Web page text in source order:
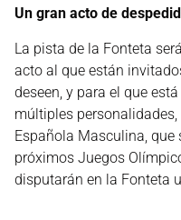
Un gran acto de
La pista de la Fonteta
acto al que están
deseen, y para el que
múltiples
Española Masculina, que
próximos Juegos
disputarán en la Fonteta